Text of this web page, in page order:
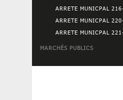
ARRETE MUNICPAL
ARRETE MUNICPAL
ARRETE MUNICPAL
MARCHÉS PUBLICS